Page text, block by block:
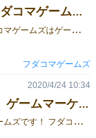
10/14,15(土,日)ニ-23 フダコマゲームズ頒布＆予約ご案内
お
世話になっております！ フダコマゲームズはゲームマーケット2020秋に出展します！ つきましては、頒布品のご紹介＆予約受付開始のご案内です。 秋新作「モックワード」 ゲムマ特別価格２５００円 フダコマ発のワードゲーム！回答者へのヒントワードを回し書きする新しいワードゲームです。 ヘンテコなワードに笑えながらも考えどころもあります！詳しくは下の説明マンガと動画をどうぞ。 ルール説明動画はこちら 春新作「アルヴィウム」 ゲムマ特別価格２５００円 幻の20春リリースのもうひとつの新作！全員のシートを回し書きする新しい紙ペンゲームです。 その斬新なシステムが国内外のブログや動画で何度も紹介されました！詳しくは下の説明マンガとルールブックをどうぞ。 ルールブックはこちら 他にも旧作「インザルーイン」「クーペレイション」「シ祖狩リ」も頒布します。 予約はこちらで受付中！ 気になる方は是非ブース【ニ２３】にお越しください！
フダコマゲームズ
春新作「アルヴィウム」ゲームマーケットECにて発売！
お
世話になります！ フダコマゲームズです！ フダコマゲームズはゲームマーケットECにて 春の新作「アルヴィウム」をリリースします！！ このゲームは、各プレイヤーが自分のシートにいろいろ書き込む、いわゆる「紙ペンゲーム」ですが、 プレイヤー全員で各プレイヤーのシートを延々と回し書きする という他にはないユニークなルールを採用しています。 各プレイヤーは種族の長として、それぞれ異なる色を担当しています。 一面の雪原であったシートは、各プレイヤーの手で色彩豊かに書き込まれ、 山,湖,森,沼,砂漠,が入り乱れる新しい大地へと変わるのです！ 人気デザイナーたかみまことさんが描いた魅力ある種族たちがゲームの雰囲気を盛り上げます！ 「アルヴィウム」は、希望小売価格３０００円にて発売します。 販売ページはこちらとなります。 ゲームマーケットECにて購入された方には、〈PP加工済み厚紙ゲームシート５枚〉を限定特典としてお付けします。 このシートとボードマーカーがあれば、シート切れの心配はありません！ また、ゲームマーケットECでは、 準新作「インザルーイン」 「シ祖狩リ」 「クーペレイション」 をイベント限定価格にて販売中です！ ゲームマーケットECでの発売開始はあともう少しです！ お楽しみに！
2020/4/24 10:34